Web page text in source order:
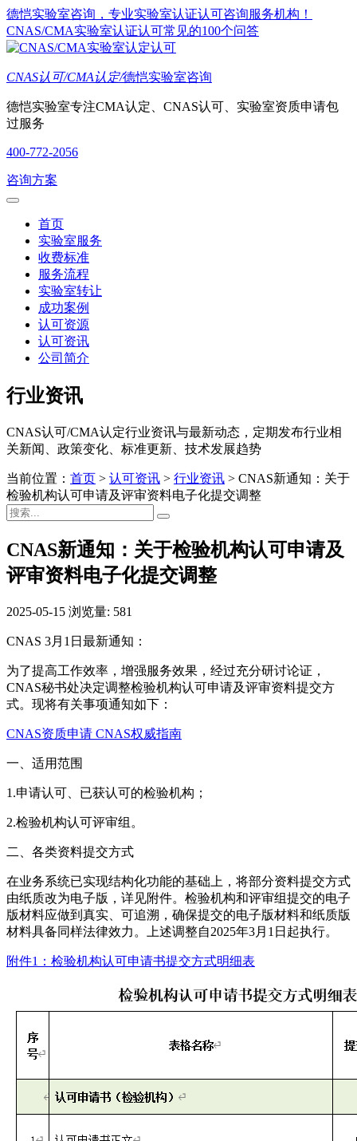
德恺实验室咨询，专业实验室认证认可咨询服务机构！
CNAS/CMA实验室认证认可常见的100个问答
CNAS认可/CMA认定/德恺实验室咨询
德恺实验室专注CMA认定、CNAS认可、实验室资质申请包
过服务
400-772-2056
咨询方案
首页
实验室服务
收费标准
服务流程
实验室转让
成功案例
认可资源
认可资讯
公司简介
行业资讯
CNAS认可/CMA认定行业资讯与最新动态，定期发布行业相
关新闻、政策变化、标准更新、技术发展趋势
当前位置： 首页 > 认可资讯 > 行业资讯 > CNAS新通知：关于
检验机构认可申请及评审资料电子化提交调整
CNAS新通知：关于检验机构认可申请及
评审资料电子化提交调整
2025-05-15 浏览量: 581
CNAS 3月1日最新通知：
为了提高工作效率，增强服务效果，经过充分研讨论证，
CNAS秘书处决定调整检验机构认可申请及评审资料提交方
式。现将有关事项通知如下：
CNAS资质申请 CNAS权威指南
一、适用范围
1.申请认可、已获认可的检验机构；
2.检验机构认可评审组。
二、各类资料提交方式
在业务系统已实现结构化功能的基础上，将部分资料提交方式
由纸质改为电子版，详见附件。检验机构和评审组提交的电子
版材料应做到真实、可追溯，确保提交的电子版材料和纸质版
材料具备同样法律效力。上述调整自2025年3月1日起执行。
附件1：检验机构认可申请书提交方式明细表